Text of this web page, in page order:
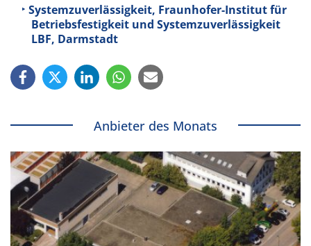
Systemzuverlässigkeit, Fraunhofer-Institut für
Betriebsfestigkeit und Systemzuverlässigkeit
LBF, Darmstadt
Anbieter des Monats